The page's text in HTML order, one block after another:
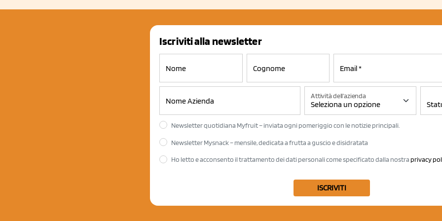
Iscriviti alla newsletter
Attività dell'azienda
Newsletter quotidiana Myfruit – inviata ogni pomeriggio con le notizie principali.
Newsletter Mysnack – mensile, dedicata a frutta a guscio e disidratata
Ho letto e acconsento il trattamento dei dati personali come specificato dalla nostra privacy
ISCRIVITI